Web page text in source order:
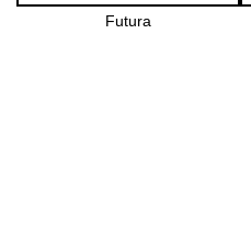
GLORIA
Futura